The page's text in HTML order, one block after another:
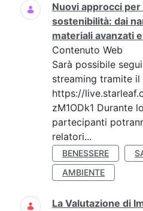
Nuovi approcci
sostenibilità: dai
materiali avanzati
Contenuto Web
Sarà possibile
streaming tramite il
https://
zM1ODk1 Durante
partecipanti
relatori...
BENESSERE
AMBIENTE
La Valutazione di